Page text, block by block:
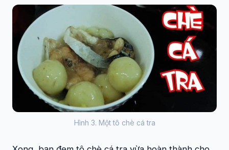
Hình 3. Một tô chè cá tra